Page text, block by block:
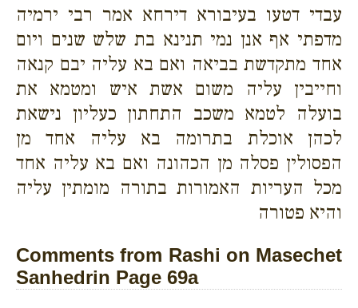
עבדי דטעו בעיבורא דירחא אמר רבי ירמיה
מדפתי אף אנן נמי תנינא בת שלש שנים ויום
אחד מתקדשת בביאה ואם בא עליה יבם קנאה
וחייבין עליה משום אשת איש ומטמא את
בועלה לטמא משכב התחתון כעליון נישאת
לכהן אוכלת בתרומה בא עליה אחד מן
הפסולין פסלה מן הכהונה ואם בא עליה אחד
מכל העריות האמורות בתורה מומתין עליה
והיא פטורה
Comments from Rashi on Masechet
Sanhedrin Page 69a